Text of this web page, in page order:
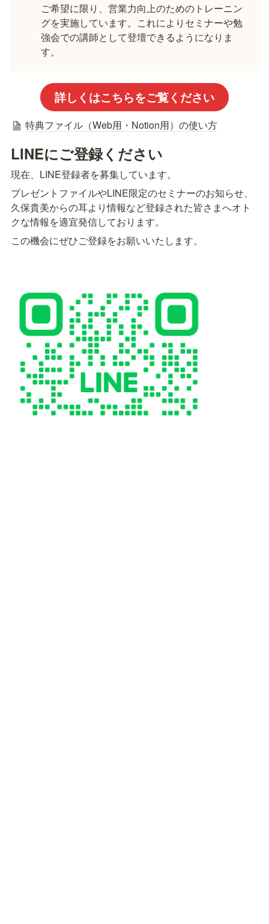
ご希望に限り、営業力向上のためのトレーニン
グを実施しています。これによりセミナーや勉
強会での講師として登壇できるようになりま
す。
詳しくはこちらをご覧ください
特典ファイル（Web用・Notion用）の使い方
LINEにご登録ください
現在、LINE登録者を募集しています。
プレゼントファイルやLINE限定のセミナーのお知らせ、
久保貴美からの耳より情報など登録された皆さまへオト
クな情報を適宜発信しております。
この機会にぜひご登録をお願いいたします。